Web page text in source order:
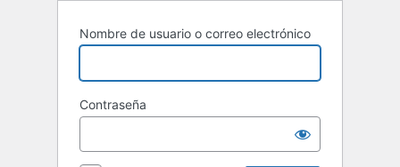
Nombre de usuario o correo electrónico
Contraseña